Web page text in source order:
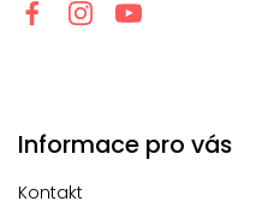
Informace pro vás
Kontakt